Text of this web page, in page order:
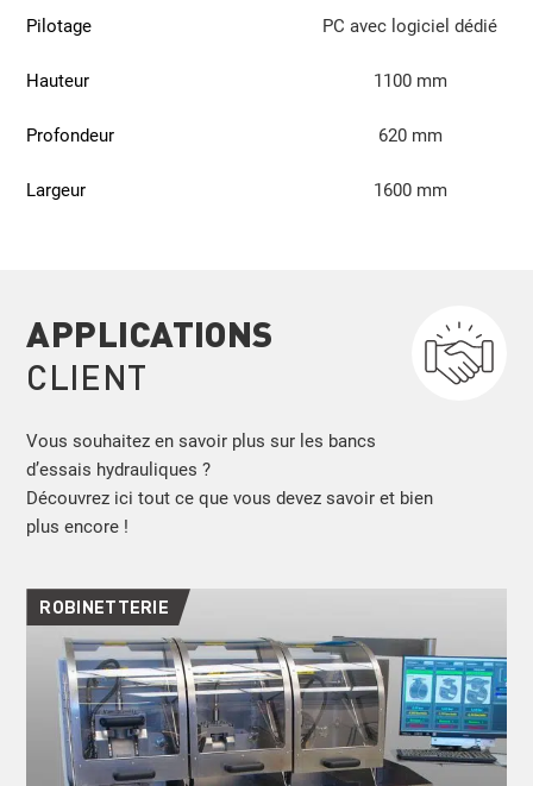
Pilotage PC avec logiciel dédié
Hauteur 1100 mm
Profondeur 620 mm
Largeur 1600 mm
APPLICATIONS
CLIENT
Vous souhaitez en savoir plus sur les bancs
d’essais hydrauliques ?
Découvrez ici tout ce que vous devez savoir et bien
plus encore !
ROBINETTERIE